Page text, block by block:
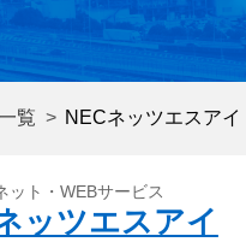
覧 NECネッツエスアイ
ット・WEBサービス
ッツエスアイ